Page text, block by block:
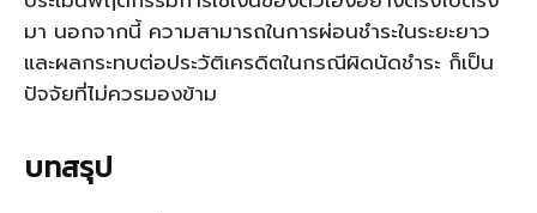
มา นอกจากนี้ ความสามารถในการผ่อนชำระในระยะยาว
และผลกระทบต่อประวัติเครดิตในกรณีผิดนัดชำระ ก็เป็น
ปัจจัยที่ไม่ควรมองข้าม
บทสรุป